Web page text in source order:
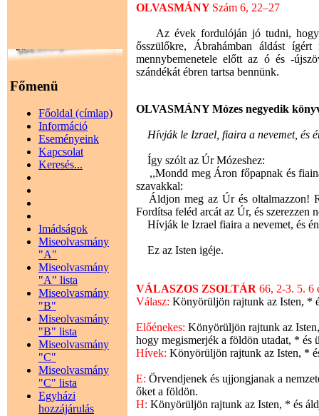
Főmenü
Főoldal (címlap)
Információ
Eseményeink
Kapcsolat
Keresés...
Imádságok
Miseolvasmány
"A"
Miseolvasmány
"A" lista
Miseolvasmány
"B"
Miseolvasmány
"B" lista
Miseolvasmány
"C"
Miseolvasmány
"C" lista
Egyházi
hozzájárulás
OLVASMÁNY Szám 6, 22–27
Az évek fordulóján jó tudni, hogy
ősszülőkre, Ábrahámban áldást
mennybemenetele előtt az ó és -
szándékát ébren tartsa bennünk.
OLVASMÁNY Mózes negyedik
Hívják le Izrael, fiaira a nevemet, és
Így szólt az Úr Mózeshez:
,,Mondd meg Áron főpapnak és
szavakkal:
Áldjon meg az Úr és oltalmazzon!
Fordítsa feléd arcát az Úr, és szerezzen
Hívják le Izrael fiaira a nevemet, és
Ez az Isten igéje.
VÁLASZOS ZSOLTÁR 66, 2-3. 5.
Válasz:Könyörüljön rajtunk az Isten, *
Előénekes: Könyörüljön rajtunk az
hogy megismerjék a földön utadat, * és
Hívek:Könyörüljön rajtunk az Isten, *
E: Örvendjenek és ujjongjanak a
őket a földön.
H:Könyörüljön rajtunk az Isten, * és